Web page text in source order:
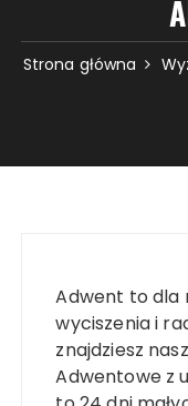
Strona główna
Adwent to dla
wyciszenia i
znajdziesz
Adwentowe z